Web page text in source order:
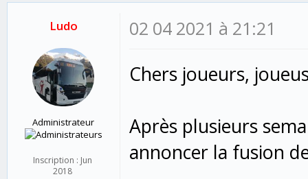
Ludo
Administrateur
Inscription : Jun
2018
02 04 2021 à 21:21
Chers joueurs,
Après plusieurs
annoncer la fusion